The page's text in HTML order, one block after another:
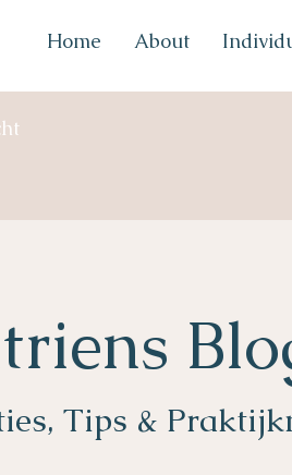
Home About
Tips &